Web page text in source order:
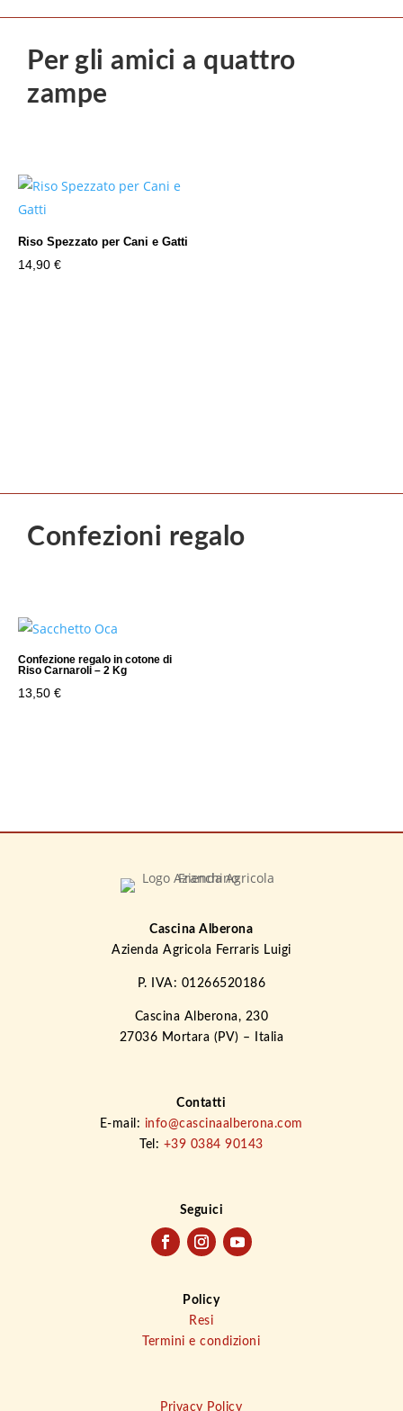
Per gli amici a quattro
zampe
Riso Spezzato per Cani e Gatti
14,90 €
Confezioni regalo
Confezione regalo in cotone di
Riso Carnaroli – 2 Kg
13,50 €
Cascina Alberona
Azienda Agricola Ferraris Luigi
P. IVA: 01266520186
Cascina Alberona, 230
27036 Mortara (PV) – Italia
Contatti
E-mail: info@cascinaalberona.com
Tel: +39 0384 90143
Seguici
Policy
Resi
Termini e condizioni
Privacy Policy